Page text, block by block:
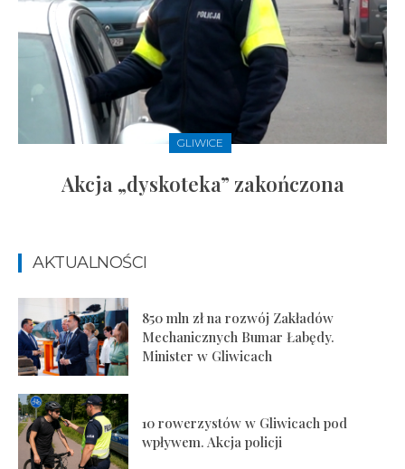
GLIWICE
Akcja „dyskoteka” zakończona
AKTUALNOŚCI
850 mln zł na rozwój Zakładów
Mechanicznych Bumar Łabędy.
Minister w Gliwicach
10 rowerzystów w Gliwicach pod
wpływem. Akcja policji